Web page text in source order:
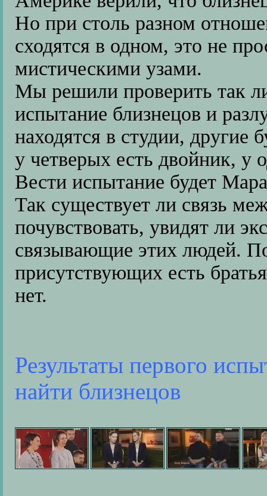
Но при столь разном
сходятся в одном, это не
мистическими узами.
Мы решили проверить так
испытание близнецов и
находятся в студии, другие
у четверых есть двойник, у
Вести испытание будет
Так существует ли связь
почувствовать, увидят ли
связывающие этих людей.
присутствующих есть
нет.
Результаты первого
найти близнецов